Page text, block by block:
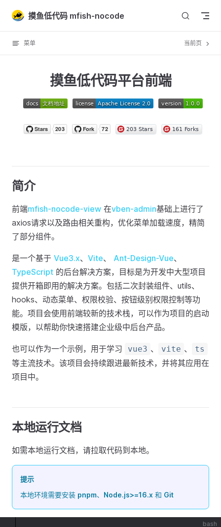
Skip to content
摸鱼低代码 mfish-nocode
菜单 当前页
摸鱼低代码平台前端
简介
前端mfish-nocode-view 在vben-admin基础上进行了
axios请求以及路由相关重构，优化菜单加载速度，精简
了部分组件。
是一个基于 Vue3.x、 Vite、 Ant-Design-Vue、
TypeScript 的后台解决方案，目标是为开发中大型项目
提供开箱即用的解决方案。包括二次封装组件、utils、
hooks、动态菜单、权限校验、按钮级别权限控制等功
能。项目会使用前端较新的技术栈，可以作为项目的启动
模版，以帮助你快速搭建企业级中后台产品。
也可以作为一个示例，用于学习 vue3 、 vite 、 ts
等主流技术。该项目会持续跟进最新技术，并将其应用在
项目中。
本地运行文档
如需本地运行文档，请拉取代码到本地。
提示
本地环境需要安装 pnpm、 Node.js>=16.x 和 Git
bash